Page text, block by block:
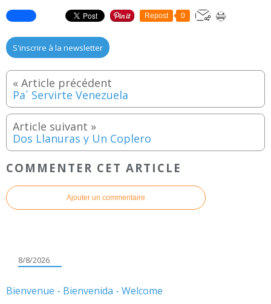
Repost 0
S'inscrire à la newsletter
Pa´ Servirte Venezuela
Dos Llanuras y Un Coplero
COMMENTER CET ARTICLE
Ajouter un commentaire
8/8/2026
Bienvenue - Bienvenida - Welcome